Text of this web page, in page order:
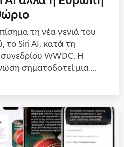
τη νέα γενιά του
το Siri AI, κατά τη
WWDC. Η
σηματοδοτεί μια ...